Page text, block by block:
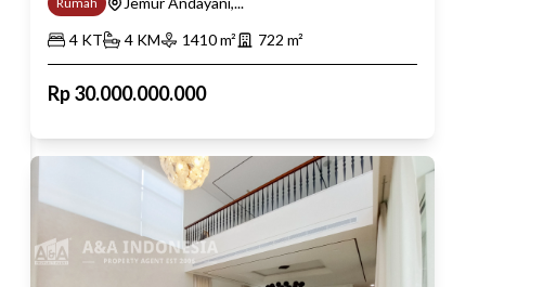
4KT 4KM 1410m² 722 m²
Rp30.000.000.000